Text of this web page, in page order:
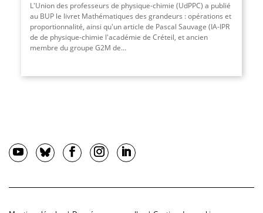
L'Union des professeurs de physique-chimie (UdPPC) a publié
au BUP le livret Mathématiques des grandeurs : opérations et
proportionnalité, ainsi qu'un article de Pascal Sauvage (IA-IPR
de de physique-chimie l'académie de Créteil, et ancien
membre du groupe G2M de...